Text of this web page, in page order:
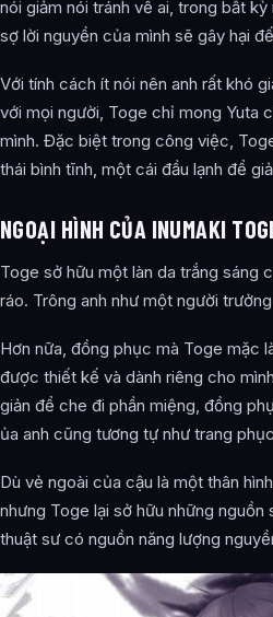
nói giảm nói tránh về ai, trong bất
sợ lời nguyền của mình sẽ gây hại
Với tính cách ít nói nên anh rất khó
với mọi người, Toge chỉ mong Yuta
mình. Đặc biệt trong công việc,
thái bình tĩnh, một cái đầu lạnh để
NGOẠI HÌNH CỦA INUMAKI
Toge sở hữu một làn da trắng sáng
ráo. Trông anh như một người
Hơn nữa, đồng phục mà Toge mặc
được thiết kế và dành riêng cho
giản để che đi phần miệng, đồng
ủa anh cũng tương tự như trang
Dù vẻ ngoài của cậu là một thân
nhưng Toge lại sở hữu những
thuật sư có nguồn năng lượng